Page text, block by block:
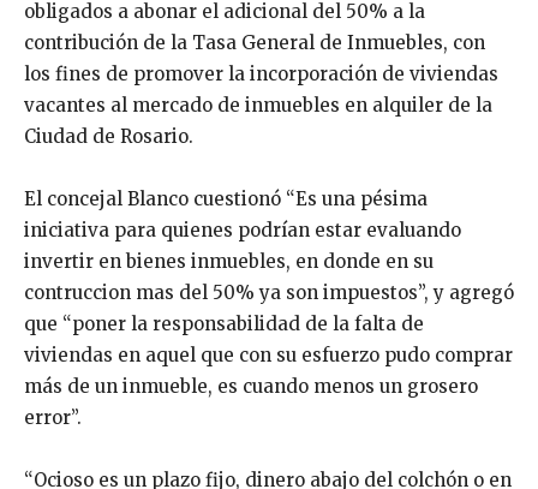
obligados a abonar el adicional del 50% a la
contribución de la Tasa General de Inmuebles, con
los fines de promover la incorporación de viviendas
vacantes al mercado de inmuebles en alquiler de la
Ciudad de Rosario.
El concejal Blanco cuestionó “Es una pésima
iniciativa para quienes podrían estar evaluando
invertir en bienes inmuebles, en donde en su
contruccion mas del 50% ya son impuestos”, y agregó
que “poner la responsabilidad de la falta de
viviendas en aquel que con su esfuerzo pudo comprar
más de un inmueble, es cuando menos un grosero
error”.
“Ocioso es un plazo fijo, dinero abajo del colchón o en